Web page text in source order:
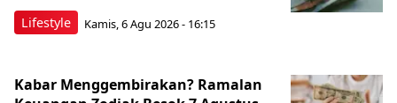
Lifestyle Kamis, 6 Agu 2026 - 16:15
Kabar Menggembirakan? Ramalan